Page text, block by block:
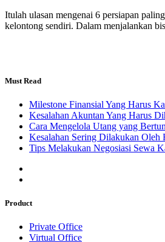
Itulah ulasan mengenai 6 persiapan
kelontong sendiri. Dalam menjalankan
Must Read
Milestone Finansial Yang Harus
Kesalahan Akuntan Yang Harus
Cara Mengelola Utang yang
Kesalahan Sering Dilakukan Oleh
Tips Melakukan Negosiasi Sewa
Product
Private Office
Virtual Office